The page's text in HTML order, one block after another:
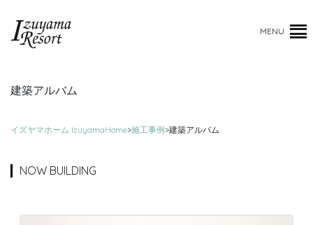
MENU
建築アルバム
イズヤマホーム IzuyamaHome>施工事例>建築アルバム
NOW BUILDING